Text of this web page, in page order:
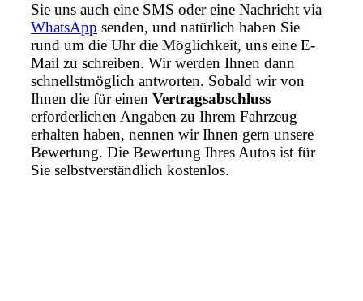
Sie uns auch eine SMS oder eine Nachricht via
WhatsApp senden, und natürlich haben Sie
rund um die Uhr die Möglichkeit, uns eine E-
Mail zu schreiben. Wir werden Ihnen dann
schnellstmöglich antworten. Sobald wir von
Ihnen die für einen Vertragsabschluss
erforderlichen Angaben zu Ihrem Fahrzeug
erhalten haben, nennen wir Ihnen gern unsere
Bewertung. Die Bewertung Ihres Autos ist für
Sie selbstverständlich kostenlos.